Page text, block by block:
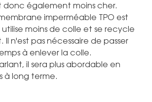
donc également moins cher.
imperméable TPO est
utilise moins de colle et se recycle
Il n'est pas nécessaire de passer
à enlever la colle.
il sera plus abordable en
à long terme.